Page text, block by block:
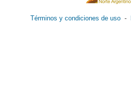
Términos y condiciones de uso -